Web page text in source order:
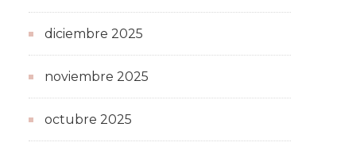
diciembre 2025
noviembre 2025
octubre 2025